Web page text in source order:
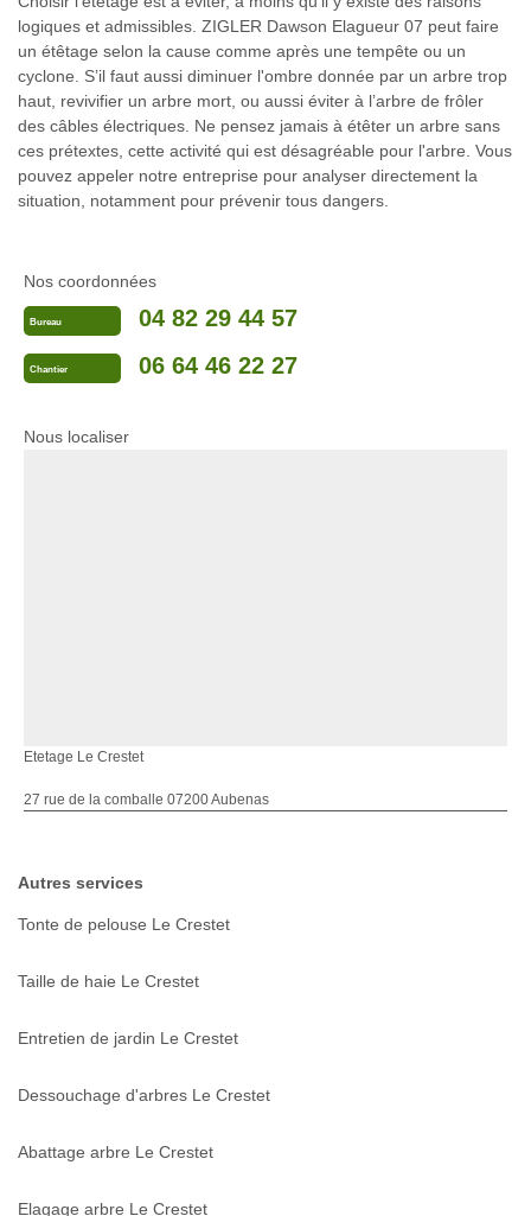
logiques et admissibles. ZIGLER Dawson Elagueur 07 peut faire
un étêtage selon la cause comme après une tempête ou un
cyclone. S’il faut aussi diminuer l'ombre donnée par un arbre trop
haut, revivifier un arbre mort, ou aussi éviter à l’arbre de frôler
des câbles électriques. Ne pensez jamais à étêter un arbre sans
ces prétextes, cette activité qui est désagréable pour l'arbre. Vous
pouvez appeler notre entreprise pour analyser directement la
situation, notamment pour prévenir tous dangers.
Nos coordonnées
Bureau 04 82 29 44 57
Chantier 06 64 46 22 27
Nous localiser
Etetage Le Crestet
27 rue de la comballe 07200 Aubenas
Autres services
Tonte de pelouse Le Crestet
Taille de haie Le Crestet
Entretien de jardin Le Crestet
Dessouchage d'arbres Le Crestet
Abattage arbre Le Crestet
Elagage arbre Le Crestet